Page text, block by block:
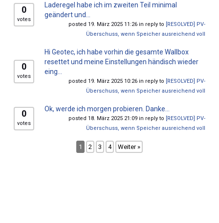
0
votes
Laderegel habe ich im zweiten Teil minimal
geändert und...
posted 19. März 2025 11:26 in reply to [RESOLVED] PV-
Überschuss, wenn Speicher ausreichend voll
0
votes
Hi Geotec, ich habe vorhin die gesamte Wallbox
resettet und meine Einstellungen händisch wieder
eing...
posted 19. März 2025 10:26 in reply to [RESOLVED] PV-
Überschuss, wenn Speicher ausreichend voll
0
votes
Ok, werde ich morgen probieren. Danke...
posted 18. März 2025 21:09 in reply to [RESOLVED] PV-
Überschuss, wenn Speicher ausreichend voll
1 2 3 4 Weiter »